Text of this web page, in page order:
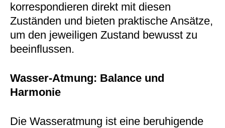
korrespondieren direkt mit diesen
Zuständen und bieten praktische Ansätze,
um den jeweiligen Zustand bewusst zu
beeinflussen.
Wasser-Atmung: Balance und
Harmonie
Die Wasseratmung ist eine beruhigende